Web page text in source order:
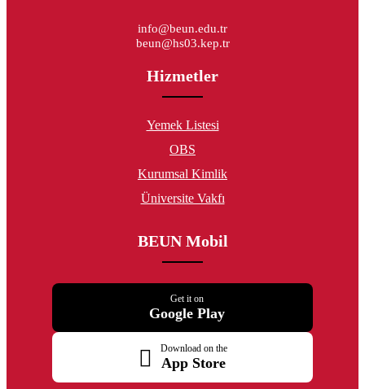
info@beun.edu.tr
beun@hs03.kep.tr
Hizmetler
Yemek Listesi
OBS
Kurumsal Kimlik
Üniversite Vakfı
BEUN Mobil
Get it on
Google Play
Download on the
App Store